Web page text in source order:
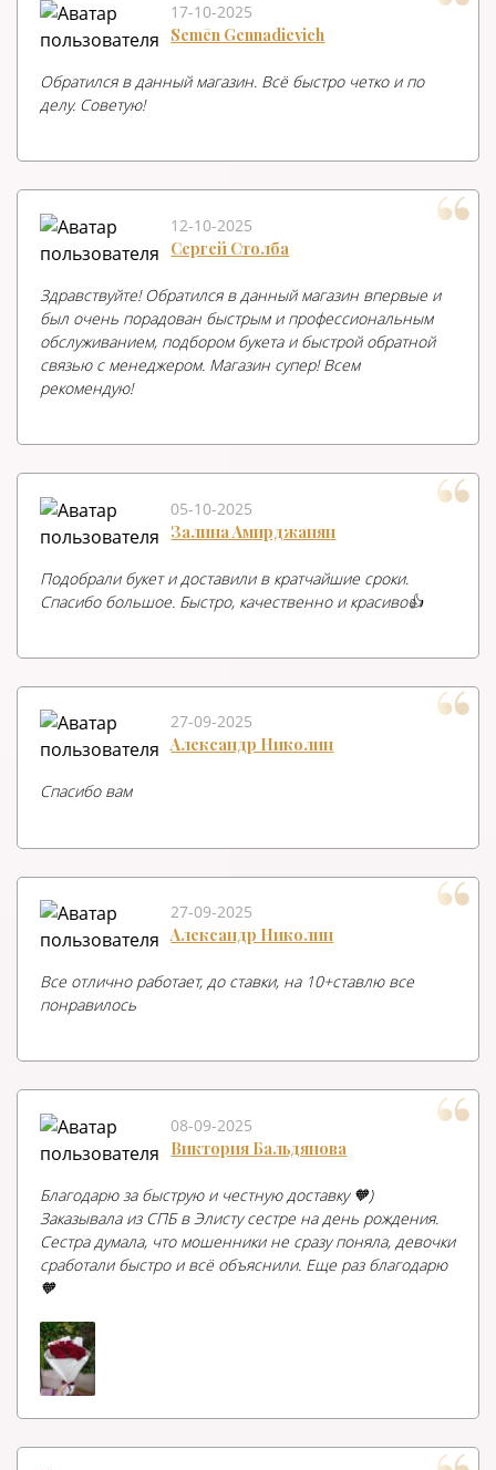
17-10-2025
Semēn Gennadievich
Обратился в данный магазин. Всё быстро четко и по
делу. Советую!
12-10-2025
Сергей Столба
Здравствуйте! Обратился в данный магазин впервые и
был очень порадован быстрым и профессиональным
обслуживанием, подбором букета и быстрой обратной
связью с менеджером. Магазин супер! Всем
рекомендую!
05-10-2025
Залина Амирджанян
Подобрали букет и доставили в кратчайшие сроки.
Спасибо большое. Быстро, качественно и красиво👍
27-09-2025
Александр Николин
Спасибо вам
27-09-2025
Александр Николин
Все отлично работает, до ставки, на 10+ставлю все
понравилось
08-09-2025
Виктория Бальдянова
Благодарю за быструю и честную доставку 🧡)
Заказывала из СПБ в Элисту сестре на день рождения.
Сестра думала, что мошенники не сразу поняла, девочки
сработали быстро и всё объяснили. Еще раз благодарю
🧡